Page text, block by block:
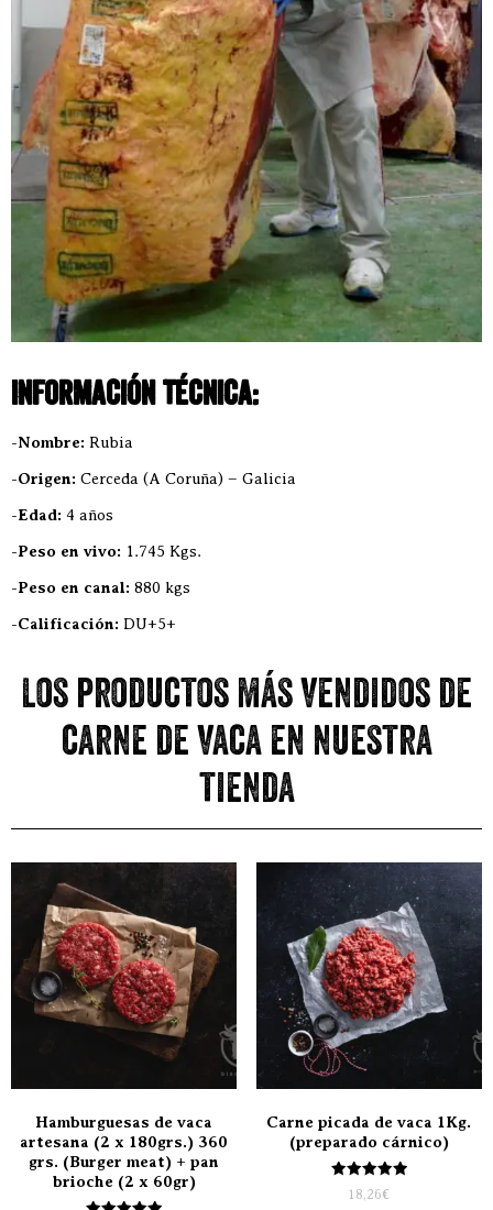
Información técnica:
-Nombre: Rubia
-Origen: Cerceda (A Coruña) – Galicia
-Edad: 4 años
-Peso en vivo: 1.745 Kgs.
-Peso en canal: 880 kgs
-Calificación: DU+5+
Los productos más vendidos de
carne de vaca en nuestra
tienda
Hamburguesas de vaca
artesana (2 x 180grs.) 360
grs. (Burger meat) + pan
brioche (2 x 60gr)
Carne picada de vaca 1Kg.
(preparado cárnico)
Valorado
con
18,26€